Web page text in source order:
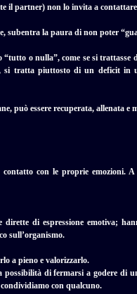
il partner) non lo invita a
subentra la paura di non poter
o nulla”, come se si trattasse
si tratta piuttosto di un deficit in
può essere recuperata, allenata e
con le proprie emozioni.
di espressione emotiva;
sull’organismo.
a pieno e valorizzarlo.
di fermarsi a godere di
con qualcuno.